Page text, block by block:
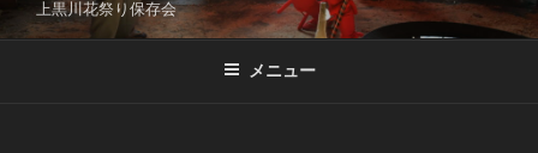
ッ
上黒川花祭り保存会
メニュー